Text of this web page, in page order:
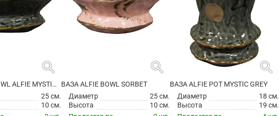
search
ВАЗА ALFIE BOWL ALFIE MYSTIC GREY
25 см.
10 см.
search
ВАЗА ALFIE BOWL SORBET
Диаметр
25 см.
Высота
10 см.
search
ВАЗА ALFIE POT MYSTIC GREY
Диаметр
18 см.
Высота
19 см.